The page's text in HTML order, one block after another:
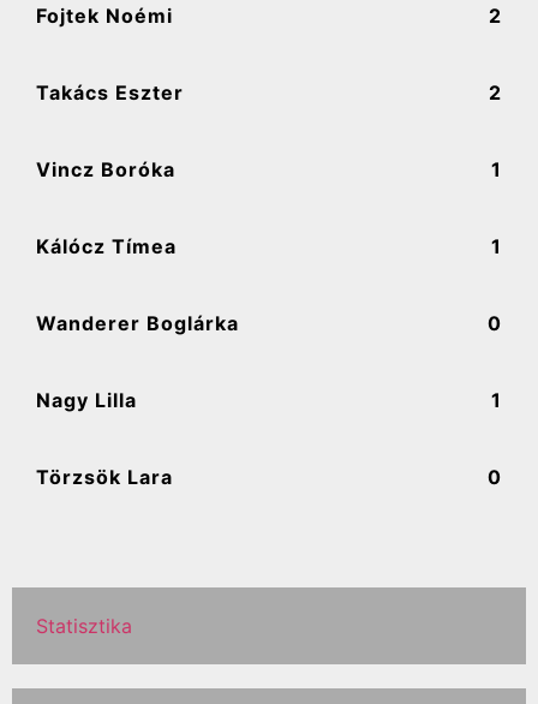
Fojtek Noémi 2
Takács Eszter 2
Vincz Boróka 1
Kálócz Tímea 1
Wanderer Boglárka 0
Nagy Lilla 1
Törzsök Lara 0
Statisztika